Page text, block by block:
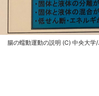
腸の蠕動運動の説明 (C) 中央大学